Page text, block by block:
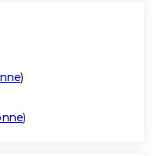
)
)